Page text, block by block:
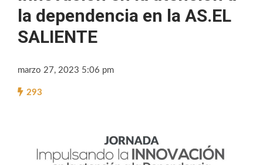
la dependencia en la AS.EL
SALIENTE
marzo 27, 2023 5:06 pm
293